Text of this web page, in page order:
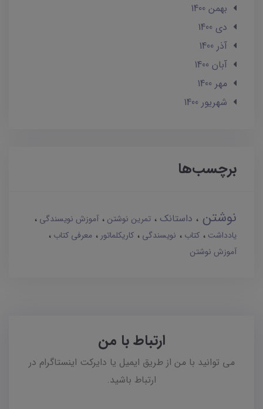
بهمن 1400
دی 1400
آذر 1400
آبان 1400
مهر 1400
شهریور 1400
برچسب‌ها
نوشتن داستانک تمرین نوشتن
آموزش نویسندگی
یادداشت
کتاب نویسندگی کاریکلماتور
معرفی کتاب
آموزش نوشتن
ارتباط با من
می توانید با من از طریق ایمیل یا دایرکت اینستاگرام در
ارتباط باشید.